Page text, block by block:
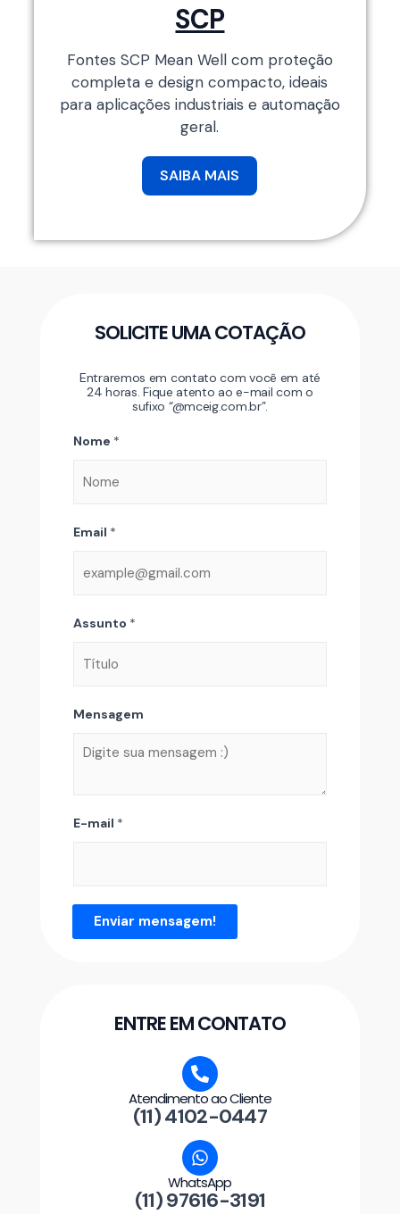
SCP
Fontes SCP Mean Well com proteção
completa e design compacto, ideais
para aplicações industriais e automação
geral.
SAIBA MAIS
SOLICITE UMA COTAÇÃO
Entraremos em contato com você em até
24 horas. Fique atento ao e-mail com o
sufixo “@mceig.com.br”.
Nome *
Email *
Assunto *
Mensagem
E-mail *
Enviar mensagem!
ENTRE EM CONTATO
Atendimento ao Cliente
(11) 4102-0447
WhatsApp
(11) 97616-3191